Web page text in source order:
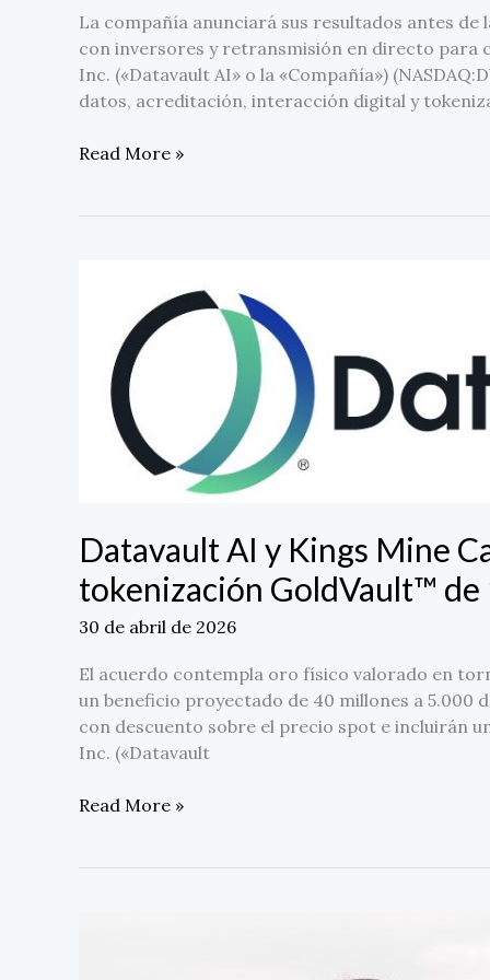
La compañía anunciará sus resultados antes
con inversores y retransmisión en directo para
Inc. («Datavault AI» o la «Compañía»)
datos, acreditación, interacción digital y
Read More »
Datavault AI y Kings Mine
tokenización GoldVault™ de
30 de abril de 2026
El acuerdo contempla oro físico valorado en
un beneficio proyectado de 40 millones a 5.000
con descuento sobre el precio spot e incluirán
Inc. («Datavault
Kings
Mine
Capital
acuerdan
programa
GoldVault™
de
150
de
dólares
Read More »